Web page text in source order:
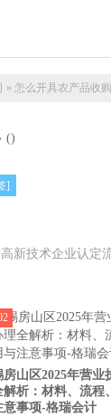
» 怎么开具农产品收
()
]
高新技术企业认定
房山区2025年营业
解析：材料、流程
意事项-格瑞会计